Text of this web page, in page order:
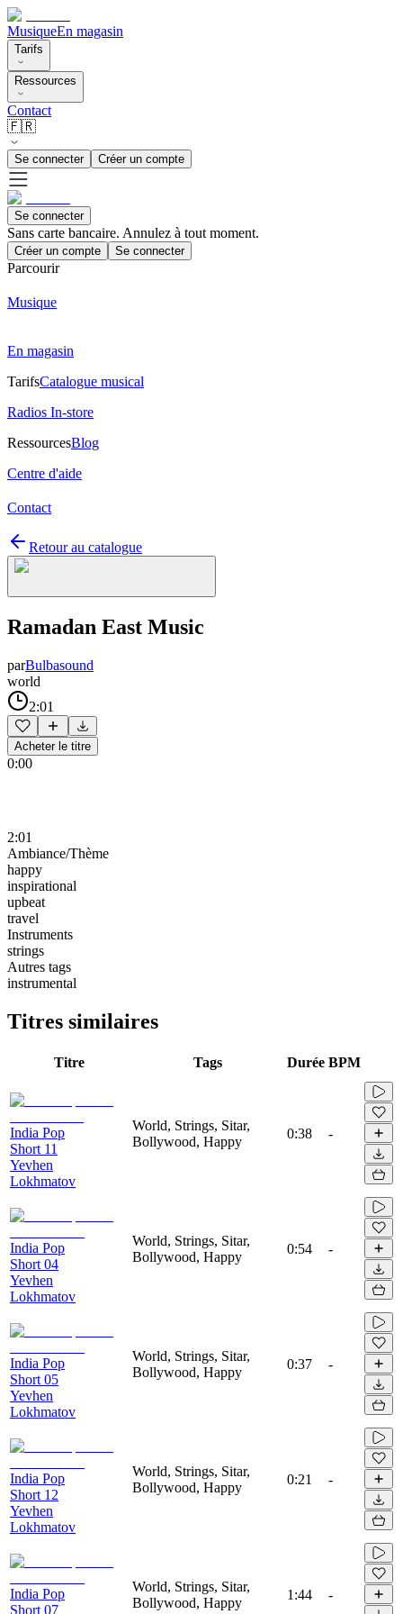
MusiqueEn magasin
Tarifs
Ressources
Contact
🇫🇷
Se connecter Créer un compte
Se connecter
Sans carte bancaire. Annulez à tout moment.
Créer un compte Se connecter
Parcourir
Musique
En magasin
TarifsCatalogue musical
Radios In-store
RessourcesBlog
Centre d'aide
Contact
Retour au catalogue
Ramadan East Music
parBulbasound
world
2:01
Acheter le titre
0:00
2:01
Ambiance/Thème
happy
inspirational
upbeat
travel
Instruments
strings
Autres tags
instrumental
Titres similaires
Titre Tags Durée BPM
India Pop
Short 11
Yevhen
Lokhmatov
World, Strings, Sitar,
Bollywood, Happy
0:38 -
India Pop
Short 04
Yevhen
Lokhmatov
World, Strings, Sitar,
Bollywood, Happy
0:54 -
India Pop
Short 05
Yevhen
Lokhmatov
World, Strings, Sitar,
Bollywood, Happy
0:37 -
India Pop
Short 12
Yevhen
Lokhmatov
World, Strings, Sitar,
Bollywood, Happy
0:21 -
India Pop
Short 07
World, Strings, Sitar,
Bollywood, Happy
1:44 -